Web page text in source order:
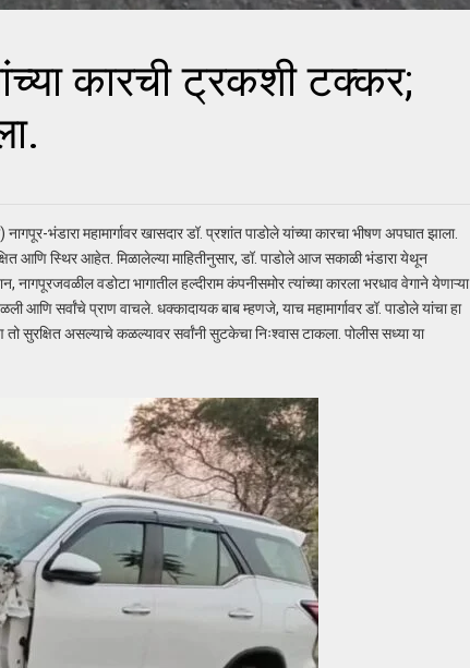
कारची ट्रकशी टक्कर;
भंडारा महामार्गावर खासदार डॉ. प्रशांत पाडोले यांच्या कारचा भीषण अपघात झाला.
आणि स्थिर आहेत. मिळालेल्या माहितीनुसार, डॉ. पाडोले आज सकाळी भंडारा येथून
वडोटा भागातील हल्दीराम कंपनीसमोर त्यांच्या कारला भरधाव वेगाने येणाऱ्या
सर्वांचे प्राण वाचले. धक्कादायक बाब म्हणजे, याच महामार्गावर डॉ. पाडोले यांचा हा
सुरक्षित असल्याचे कळल्यावर सर्वांनी सुटकेचा निःश्वास टाकला. पोलीस सध्या या